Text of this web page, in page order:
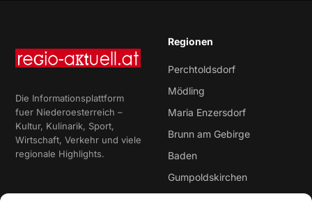
Die Informationsplattform
fuer Niederoesterreich –
Kultur, Kulinarik, Sport,
Wirtschaft, Verkehr und viele
regionale Highlights.
Regionen
Perchtoldsdorf
Mödling
Maria Enzersdorf
Brunn am Gebirge
Baden
Gumpoldskirchen